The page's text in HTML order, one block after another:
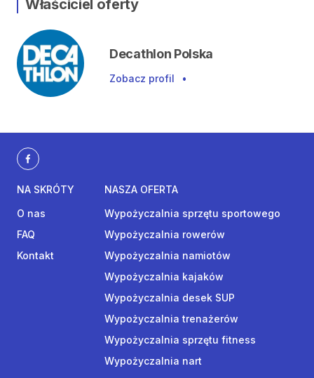
Właściciel oferty
Decathlon Polska
Zobacz profil •
NA SKRÓTY
O nas
FAQ
Kontakt
NASZA OFERTA
Wypożyczalnia sprzętu sportowego
Wypożyczalnia rowerów
Wypożyczalnia namiotów
Wypożyczalnia kajaków
Wypożyczalnia desek SUP
Wypożyczalnia trenażerów
Wypożyczalnia sprzętu fitness
Wypożyczalnia nart